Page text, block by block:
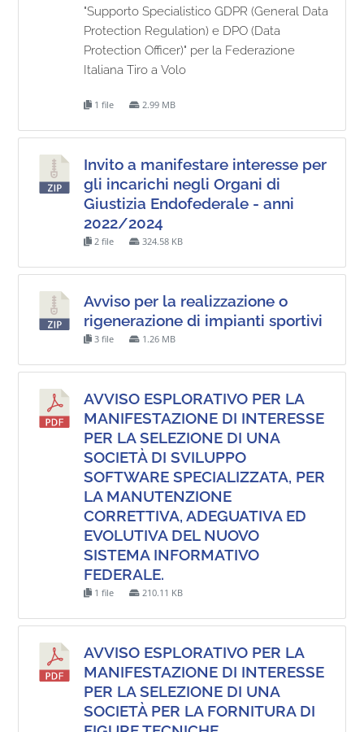
"Supporto Specialistico GDPR (General Data
Protection Regulation) e DPO (Data
Protection Officer)" per la Federazione
Italiana Tiro a Volo
1 file 2.99 MB
Invito a manifestare interesse per
gli incarichi negli Organi di
Giustizia Endofederale - anni
2022/2024
2 file 324.58 KB
Avviso per la realizzazione o
rigenerazione di impianti sportivi
3 file 1.26 MB
AVVISO ESPLORATIVO PER LA
MANIFESTAZIONE DI INTERESSE
PER LA SELEZIONE DI UNA
SOCIETÀ DI SVILUPPO
SOFTWARE SPECIALIZZATA, PER
LA MANUTENZIONE
CORRETTIVA, ADEGUATIVA ED
EVOLUTIVA DEL NUOVO
SISTEMA INFORMATIVO
FEDERALE.
1 file 210.11 KB
AVVISO ESPLORATIVO PER LA
MANIFESTAZIONE DI INTERESSE
PER LA SELEZIONE DI UNA
SOCIETÀ PER LA FORNITURA DI